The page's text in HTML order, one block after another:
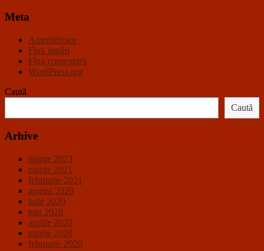
Meta
Autentificare
Flux intrări
Flux comentarii
WordPress.org
Caută
Caută
Arhive
martie 2023
martie 2021
februarie 2021
august 2020
iulie 2020
mai 2020
aprilie 2020
martie 2020
februarie 2020